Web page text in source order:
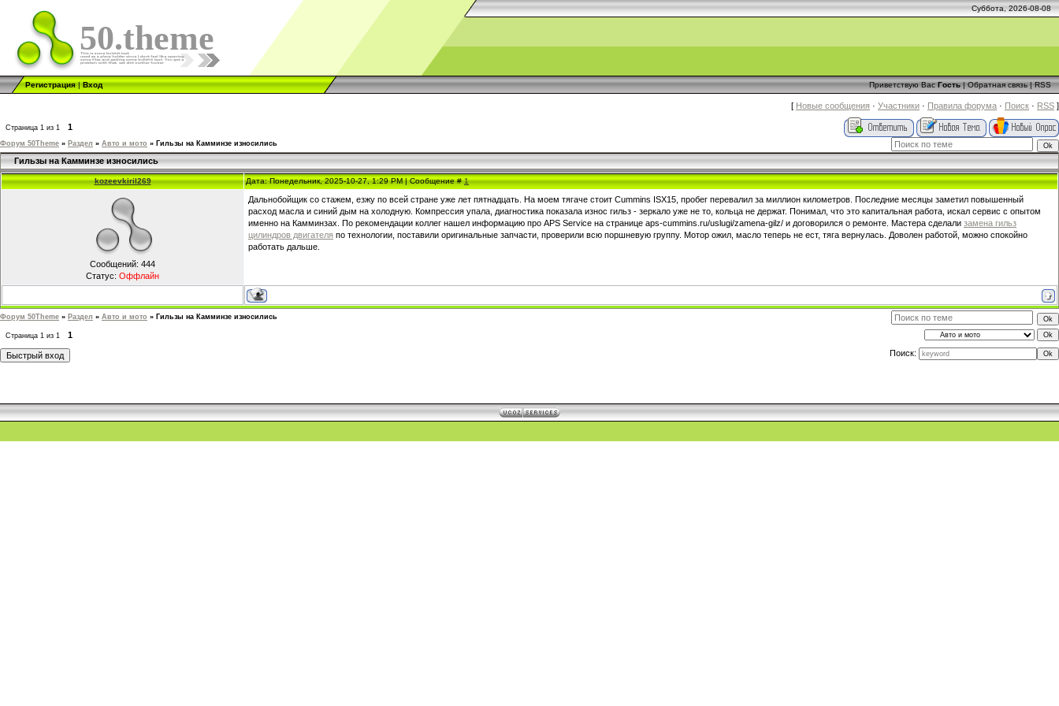
Суббота, 2026-08-08
50.theme
Регистрация|Вход Приветствую Вас Гость|Обратная связь|RSS
[ Новые сообщения · Участники · Правила форума · Поиск · RSS ]
Страница 1 из 1 1
Форум 50Theme » Раздел » Авто и мото » Гильзы на Камминзе износились
Гильзы на Камминзе износились
kozeevkiril269 Дата: Понедельник, 2025-10-27, 1:29 PM | Сообщение #1
Сообщений: 444
Статус: Оффлайн
Дальнобойщик со стажем, езжу по всей стране уже лет пятнадцать. На моем тягаче стоит Cummins ISX15, пробег перевалил за миллион километров. Последние месяцы заметил повышенный
расход масла и синий дым на холодную. Компрессия упала, диагностика показала износ гильз - зеркало уже не то, кольца не держат. Понимал, что это капитальная работа, искал сервис с опытом
именно на Камминзах. По рекомендации коллег нашел информацию про APS Service на странице aps-cummins.ru/uslugi/zamena-gilz/ и договорился о ремонте. Мастера сделали замена гильз
цилиндров двигателя по технологии, поставили оригинальные запчасти, проверили всю поршневую группу. Мотор ожил, масло теперь не ест, тяга вернулась. Доволен работой, можно спокойно
работать дальше.
Форум 50Theme » Раздел » Авто и мото » Гильзы на Камминзе износились
Страница 1 из 1
1
Поиск: